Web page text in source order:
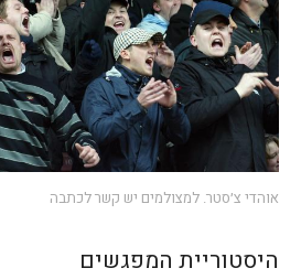
אוהדי צ׳סטר. למצולמים יש קשר לכתבה
היסטוריית המפגשים